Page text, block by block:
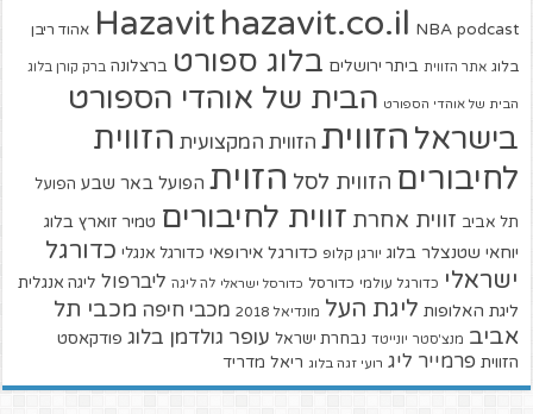
Hazavit hazavit.co.il NBA podcast אהוד ריבן
בלוג אתר הזווית ביתר ירושלים בלוג ספורט ברצלונה ברק קורן בלוג
הבית של אוהדי הספורט הבית של אוהדי הספורט
בישראל הזווית הזווית המקצועית הזווית
לחיבורים הזווית לסל הזוית הפועל באר שבע הפועל
תל אביב זווית אחרת זווית לחיבורים טמיר זוארץ בלוג
יוחאי שטנצלר בלוג יורגן קלופ כדורגל אירופאי כדורגל אנגלי כדורגל
ישראלי כדורגל עולמי כדורסל כדורסל ישראלי לה ליגה ליברפול ליגה אנגלית
ליגת האלופות ליגת העל מונדיאל 2018 מכבי חיפה מכבי תל
אביב מנצ'סטר יונייטד נבחרת ישראל עופר גולדמן בלוג פודקאסט
הזווית פרמייר ליג רועי זגה בלוג ריאל מדריד